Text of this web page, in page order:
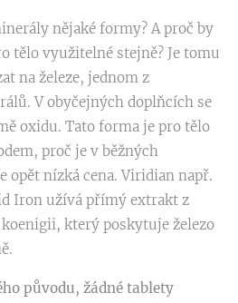
nějaké formy? A proč by
tělo využitelné stejně? Je tomu
na železe, jednom z
V obyčejných doplňcích se
oxidu. Tato forma je pro tělo
proč je v běžných
opět nízká cena. Viridian např.
Iron užívá přímý extrakt z
který poskytuje železo
původu, žádné tablety